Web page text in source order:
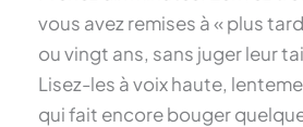
vous avez remises à « plus
ou vingt ans, sans juger leur
Lisez-les à voix haute,
qui fait encore bouger